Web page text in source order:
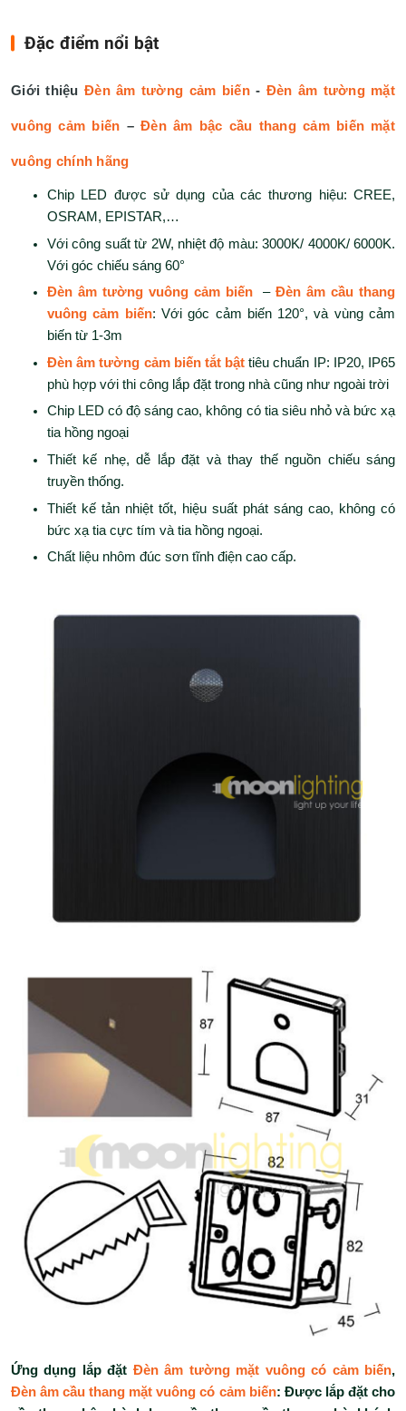
Đặc điểm nổi bật
Giới thiệuĐèn âm tường cảm biến- Đèn âm tường mặt
vuông cảm biến –Đèn âm bậc cầu thang cảm biến mặt
vuông chính hãng
Chip LED được sử dụng của các thương hiệu: CREE,
OSRAM, EPISTAR,…
Với công suất từ 2W, nhiệt độ màu: 3000K/ 4000K/ 6000K.
Với góc chiếu sáng 60°
Đèn âm tường vuông cảm biến
–Đèn âm cầu thang
vuông cảm biến: Với góc cảm biến 120°, và vùng cảm
biến từ 1-3m
Đèn âm tường cảm biến tắt bật tiêu chuẩn IP: IP20, IP65
phù hợp với thi công lắp đặt trong nhà cũng như ngoài trời
Chip LED có độ sáng cao, không có tia siêu nhỏ và bức xạ
tia hồng ngoại
Thiết kế nhẹ, dễ lắp đặt và thay thế nguồn chiếu sáng
truyền thống.
Thiết kế tản nhiệt tốt, hiệu suất phát sáng cao, không có
bức xạ tia cực tím và tia hồng ngoại.
Chất liệu nhôm đúc sơn tĩnh điện cao cấp.
Ứng dụng lắp đặt Đèn âm tường mặt vuông có cảm biến,
Đèn âm cầu thang mặt vuông có cảm biến: Được lắp đặt cho